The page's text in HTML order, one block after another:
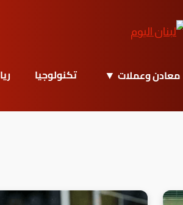
معادن وعملات تكنولوجيا